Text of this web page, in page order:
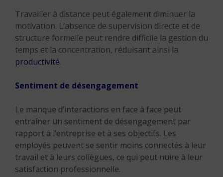
Travailler à distance peut également diminuer la
motivation. L’absence de supervision directe et de
structure formelle peut rendre difficile la gestion du
temps et la concentration, réduisant ainsi la
productivité.
Sentiment de désengagement
Le manque d’interactions en face à face peut
entraîner un sentiment de désengagement par
rapport à l’entreprise et à ses objectifs. Les
employés peuvent se sentir moins connectés à leur
travail et à leurs collègues, ce qui peut nuire à leur
satisfaction professionnelle.